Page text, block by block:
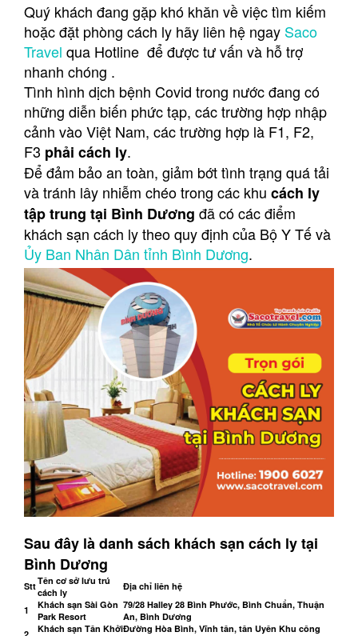
Quý khách đang gặp khó khăn về việc tìm kiếm
hoặc đặt phòng cách ly hãy liên hệ ngay Saco
Travel qua Hotline để được tư vấn và hỗ trợ
nhanh chóng .
Tình hình dịch bệnh Covid trong nước đang có
những diễn biến phức tạp, các trường hợp nhập
cảnh vào Việt Nam, các trường hợp là F1, F2,
F3 phải cách ly.
Để đảm bảo an toàn, giảm bớt tình trạng quá tải
và tránh lây nhiễm chéo trong các khu cách ly
tập trung tại Bình Dương đã có các điểm
khách sạn cách ly theo quy định của Bộ Y Tế và
Ủy Ban Nhân Dân tỉnh Bình Dương.
Sau đây là danh sách khách sạn cách ly tại
Bình Dương
SttTên cơ sở lưu trú
cách ly
Địa chỉ liên hệ
1
Khách sạn Sài Gòn
Park Resort
79/28 Halley 28 Bình Phước, Bình Chuẩn, Thuận
An, Bình Dương
Khách sạn Tân KhởiĐường Hòa Bình, Vĩnh tân, tân Uyên Khu công